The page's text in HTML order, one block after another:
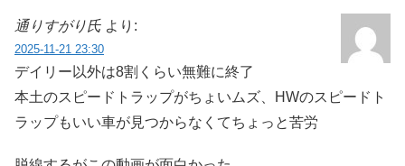
通りすがり氏 より:
2025-11-21 23:30
デイリー以外は8割くらい無難に終了
本土のスピードトラップがちょいムズ、HWのスピードト
ラップもいい車が見つからなくてちょっと苦労